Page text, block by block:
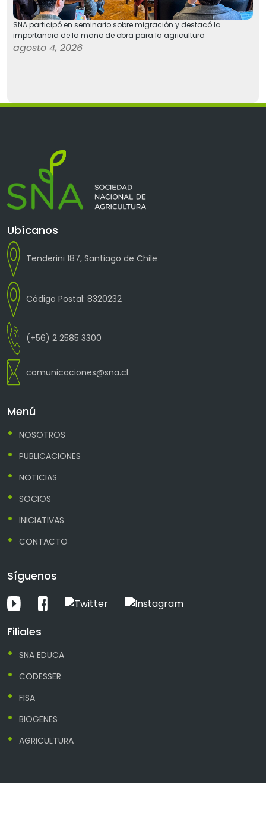
SNA participó en seminario sobre migración y destacó la
importancia de la mano de obra para la agricultura
agosto 4, 2026
Ubícanos
Tenderini 187, Santiago de Chile
Código Postal: 8320232
(+56) 2 2585 3300
comunicaciones@sna.cl
Menú
NOSOTROS
PUBLICACIONES
NOTICIAS
SOCIOS
INICIATIVAS
CONTACTO
Síguenos
Filiales
SNA EDUCA
CODESSER
FISA
BIOGENES
AGRICULTURA